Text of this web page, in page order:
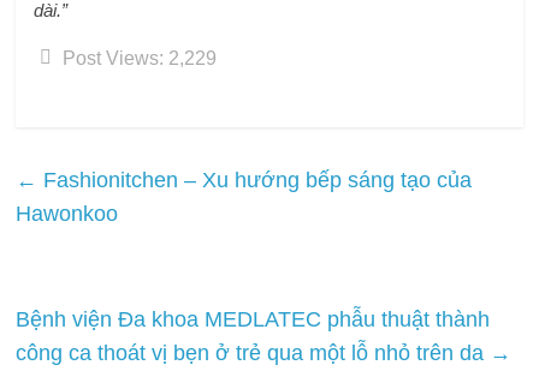
dài.”
Post Views: 2,229
← Fashionitchen – Xu hướng bếp sáng tạo của
Hawonkoo
Bệnh viện Đa khoa MEDLATEC phẫu thuật thành
công ca thoát vị bẹn ở trẻ qua một lỗ nhỏ trên da →